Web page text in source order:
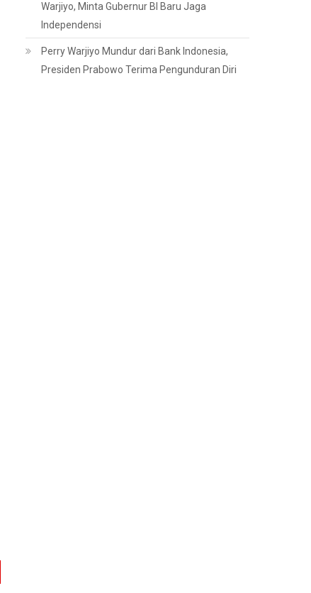
Warjiyo, Minta Gubernur BI Baru Jaga
Independensi
Perry Warjiyo Mundur dari Bank Indonesia,
Presiden Prabowo Terima Pengunduran Diri